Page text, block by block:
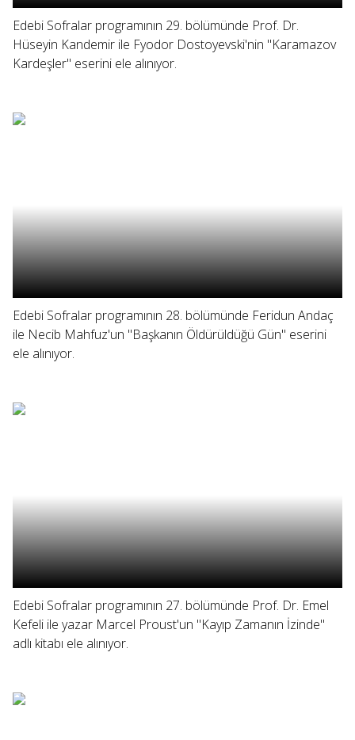
Edebi Sofralar programının 29. bölümünde Prof. Dr.
Hüseyin Kandemir ile Fyodor Dostoyevski'nin "Karamazov
Kardeşler" eserini ele alınıyor.
Edebi Sofralar programının 28. bölümünde Feridun Andaç
ile Necib Mahfuz'un "Başkanın Öldürüldüğü Gün" eserini
ele alınıyor.
Edebi Sofralar programının 27. bölümünde Prof. Dr. Emel
Kefeli ile yazar Marcel Proust'un "Kayıp Zamanın İzinde"
adlı kitabı ele alınıyor.